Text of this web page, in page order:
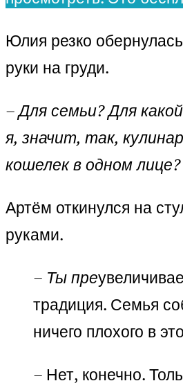
Юлия резко
руки на груди.
– Для семьи? Для
я, значит, так,
кошелек в одном лице?
Артём откинулся на
руками.
– Ты пре
традиция. Семья
ничего плохого в
– Нет, конечно.